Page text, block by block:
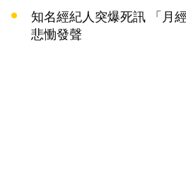
知名經紀人突爆死訊 「月
悲慟發聲